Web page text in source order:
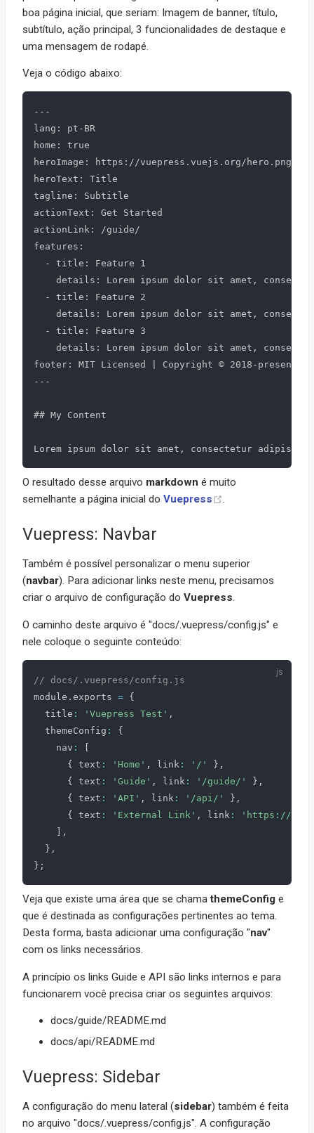
boa página inicial, que seriam: Imagem de banner, título,
subtítulo, ação principal, 3 funcionalidades de destaque e
uma mensagem de rodapé.
Veja o código abaixo:
---
lang: pt-BR
home: true
heroImage: https://vuepress.vuejs.org/hero.png
heroText: Title
tagline: Subtitle
actionText: Get Started
actionLink: /guide/
features:
  - title: Feature 1
details: Lorem ipsum dolor sit amet,
  - title: Feature 2
details: Lorem ipsum dolor sit amet,
  - title: Feature 3
details: Lorem ipsum dolor sit amet,
footer: MIT Licensed | Copyright © 2018-present
---
## My Content
O resultado desse arquivo markdown é muito
semelhante a página inicial do Vuepress .
Vuepress: Navbar
Também é possível personalizar o menu superior
(navbar). Para adicionar links neste menu, precisamos
criar o arquivo de configuração do Vuepress.
O caminho deste arquivo é "docs/.vuepress/config.js" e
nele coloque o seguinte conteúdo:
// docs/.vuepress/config.js
module . exports = {
  title
: 'Vuepress Test' ,
  themeConfig
:
{
    nav
:
{
text : 'Home' , link : '/' } ,
{
text : 'Guide' , link : '/guide/' } ,
{
text : 'API' , link : '/api/' } ,
{
text : 'External Link' , link :
'https://
,
} ,
} ;
Veja que existe uma área que se chamathemeConfig e
que é destinada as configurações pertinentes ao tema.
Desta forma, basta adicionar uma configuração "nav"
com os links necessários.
A princípio os links Guide e API são links internos e para
funcionarem você precisa criar os seguintes arquivos:
docs/guide/README.md
docs/api/README.md
Vuepress: Sidebar
A configuração do menu lateral (sidebar) também é feita
no arquivo "docs/.vuepress/config.js". A configuração